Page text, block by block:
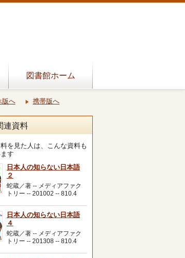
図書館ホーム
版へ 携帯版へ
連資料
を見た人は、こんな資料も
す
日本人の知らない日本語
２
蛇蔵／著 -- メディアファク
トリー -- 201002 -- 810.4
日本人の知らない日本語
４
蛇蔵／著 -- メディアファク
トリー -- 201308 -- 810.4